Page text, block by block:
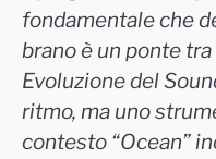
fondamentale che
brano è un ponte
Evoluzione del
ritmo, ma uno
contesto “Ocean”